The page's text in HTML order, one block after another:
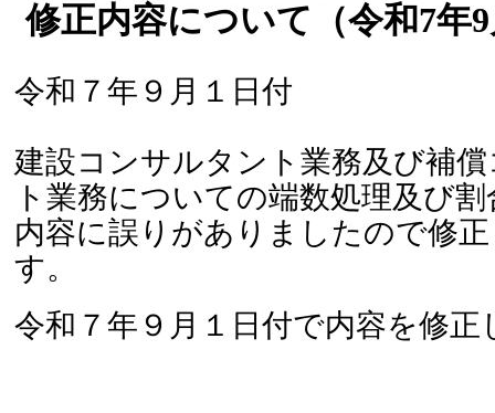
修正内容について（令和7年
令和７年９月１日付
建設コンサルタント業務及び補
ト業務についての端数処理及び
内容に誤りがありましたので修
す。
令和７年９月１日付で内容を修正